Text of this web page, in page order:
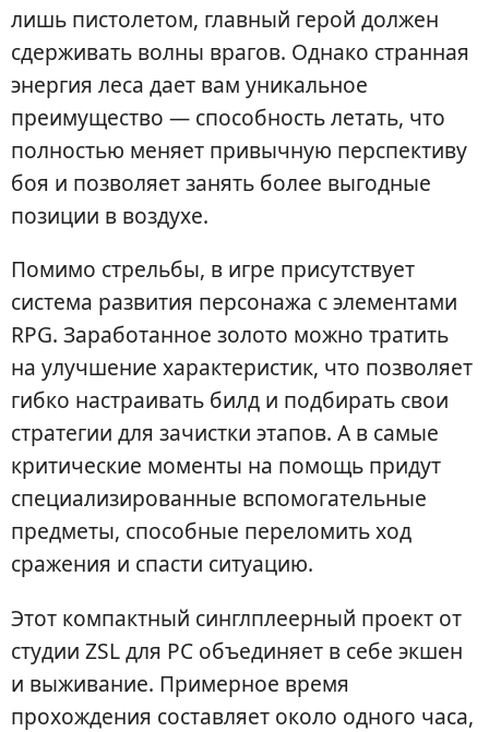
лишь пистолетом, главный герой должен
сдерживать волны врагов. Однако странная
энергия леса дает вам уникальное
преимущество — способность летать, что
полностью меняет привычную перспективу
боя и позволяет занять более выгодные
позиции в воздухе.
Помимо стрельбы, в игре присутствует
система развития персонажа с элементами
RPG. Заработанное золото можно тратить
на улучшение характеристик, что позволяет
гибко настраивать билд и подбирать свои
стратегии для зачистки этапов. А в самые
критические моменты на помощь придут
специализированные вспомогательные
предметы, способные переломить ход
сражения и спасти ситуацию.
Этот компактный синглплеерный проект от
студии ZSL для PC объединяет в себе экшен
и выживание. Примерное время
прохождения составляет около одного часа,